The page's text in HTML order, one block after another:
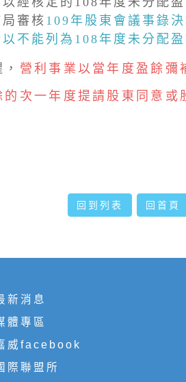
審核 109年股東會議事錄
不能列為108年度未分配盈
營利事業以當年度盈餘彌
的次一年度提請股東同意或
回到列表 回首頁
新消息
體專區
威facebook
際聯盟所